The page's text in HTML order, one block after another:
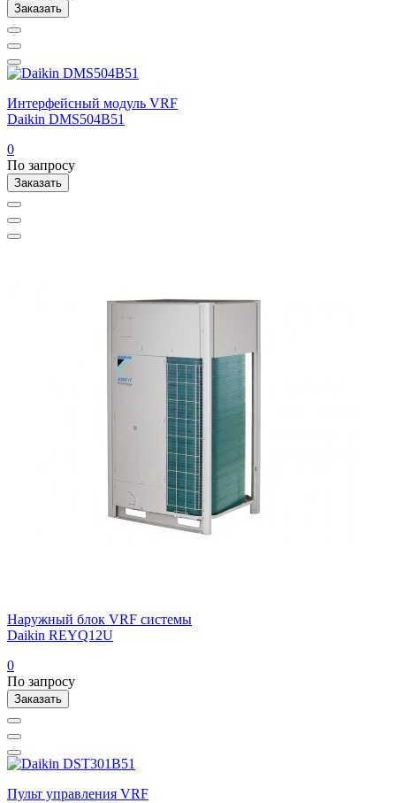
Заказать
Интерфейсный модуль VRF
Daikin DMS504B51
0
По запросу
Заказать
Наружный блок VRF системы
Daikin REYQ12U
0
По запросу
Заказать
Пульт управления VRF